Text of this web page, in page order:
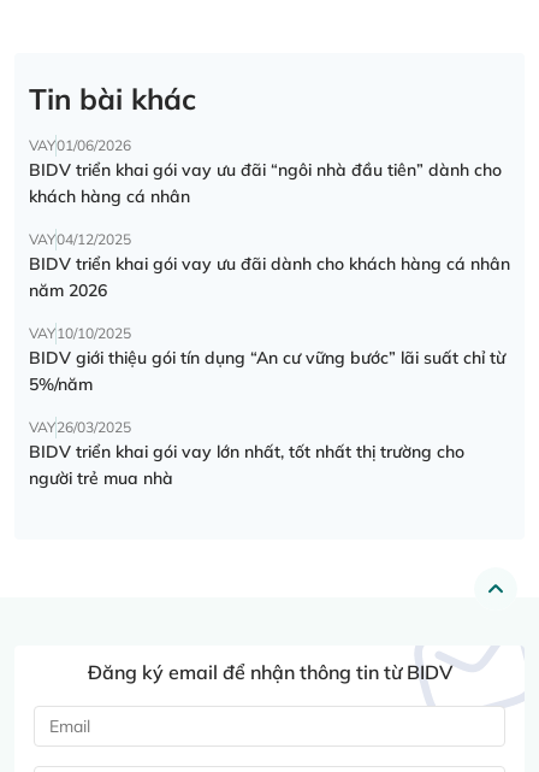
Tin bài khác
VAY01/06/2026
BIDV triển khai gói vay ưu đãi “ngôi nhà đầu tiên” dành cho
khách hàng cá nhân
VAY04/12/2025
BIDV triển khai gói vay ưu đãi dành cho khách hàng cá nhân
năm 2026
VAY10/10/2025
BIDV giới thiệu gói tín dụng “An cư vững bước” lãi suất chỉ từ
5%/năm
VAY26/03/2025
BIDV triển khai gói vay lớn nhất, tốt nhất thị trường cho
người trẻ mua nhà
Đăng ký email để nhận thông tin từ BIDV